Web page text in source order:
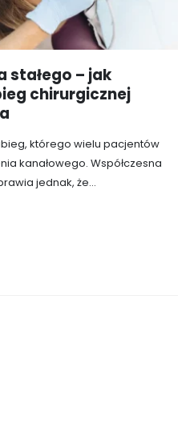
stałego – jak
chirurgicznej
którego wielu pacjentów
kanałowego. Współczesna
jednak, że...